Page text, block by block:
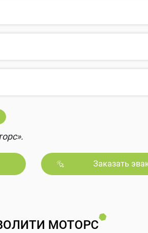
Заказать
МОТОРС